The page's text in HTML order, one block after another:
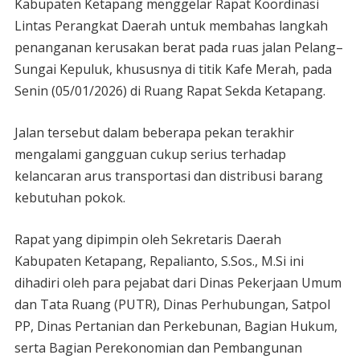
Kabupaten Ketapang menggelar Rapat Koordinasi
Lintas Perangkat Daerah untuk membahas langkah
penanganan kerusakan berat pada ruas jalan Pelang–
Sungai Kepuluk, khususnya di titik Kafe Merah, pada
Senin (05/01/2026) di Ruang Rapat Sekda Ketapang.
Jalan tersebut dalam beberapa pekan terakhir
mengalami gangguan cukup serius terhadap
kelancaran arus transportasi dan distribusi barang
kebutuhan pokok.
Rapat yang dipimpin oleh Sekretaris Daerah
Kabupaten Ketapang, Repalianto, S.Sos., M.Si ini
dihadiri oleh para pejabat dari Dinas Pekerjaan Umum
dan Tata Ruang (PUTR), Dinas Perhubungan, Satpol
PP, Dinas Pertanian dan Perkebunan, Bagian Hukum,
serta Bagian Perekonomian dan Pembangunan